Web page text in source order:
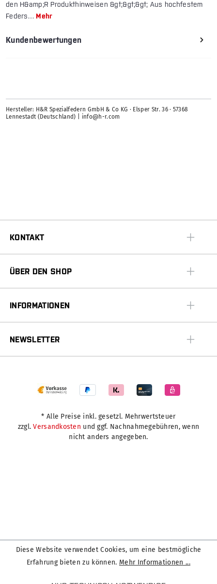
den H&amp;R Produkthinweisen &gt;&gt;&gt; Aus hochfestem
Feders…Mehr
Kundenbewertungen
Hersteller: H&R Spezialfedern GmbH & Co KG · Elsper Str. 36 · 57368
Lennestadt (Deutschland) | info@h-r.com
KONTAKT
ÜBER DEN SHOP
INFORMATIONEN
NEWSLETTER
* Alle Preise inkl. gesetzl. Mehrwertsteuer
zzgl.Versandkosten und ggf. Nachnahmegebühren, wenn
nicht anders angegeben.
Diese Website verwendet Cookies, um eine bestmögliche
Erfahrung bieten zu können. Mehr Informationen ...